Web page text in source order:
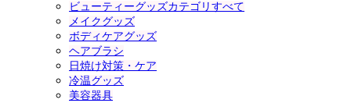
ビューティーグッズカテゴリすべて
メイクグッズ
ボディケアグッズ
ヘアブラシ
日焼け対策・ケア
冷温グッズ
美容器具